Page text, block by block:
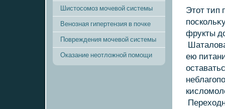
Шистосомоз мочевой системы
Венозная гипертензия в почке
Повреждения мочевой системы
Оказание неотложной помощи
Этοт тип
фрукты
ею